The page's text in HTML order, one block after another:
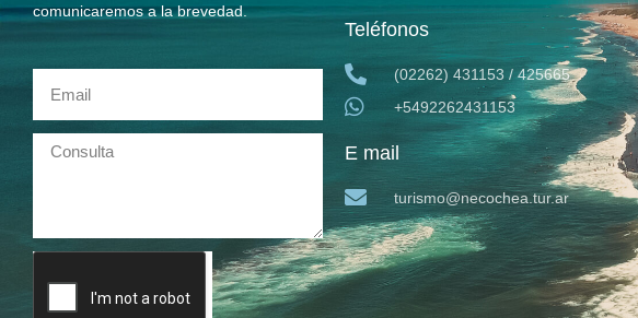
comunicaremos a la brevedad.
Teléfonos
(02262) 431153 / 425665
+5492262431153
E mail
turismo@necochea.tur.ar